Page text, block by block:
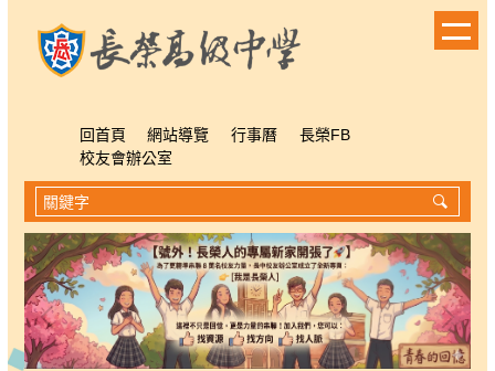
回首頁 網站導覽 行事曆
長榮FB
校友會辦公室